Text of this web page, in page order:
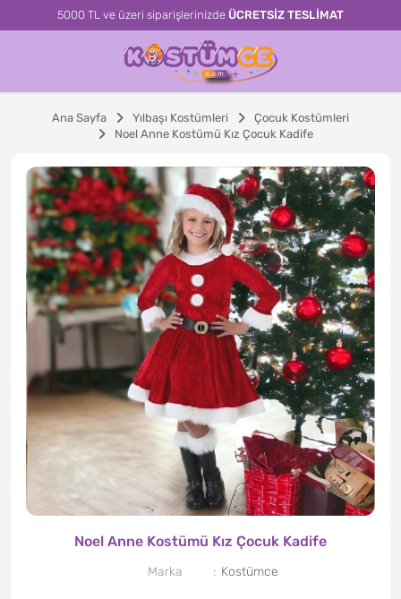
5000 TL ve üzeri siparişlerinizde ÜCRETSİZ TESLİMAT
Ana Sayfa Yılbaşı Kostümleri
Çocuk Kostümleri
Noel Anne Kostümü Kız Çocuk Kadife
Noel Anne Kostümü Kız Çocuk Kadife
Marka Kostümce